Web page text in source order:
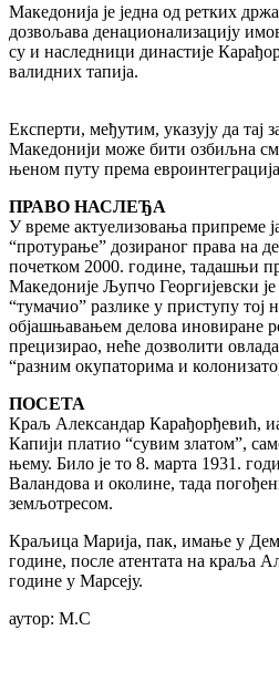
Македонија је једна од ретких
дозвољава денационализацију
су и наследници династије
валидних тапија.
Експерти, међутим, указују да тај
Македонији може бити озбиљна
њеном путу према
ПРАВО НАСЛЕЂА
У време актуелизовања припреме
“протурање” дозираног права на
почетком 2000. године, тадашњи
Македоније Љупчо Георгијевски
“тумачио” разлике у приступу тој
објашњавањем делова иновиране
прецизирао, неће дозволити
“разним окупаторима и
ПОСЕТА
Краљ Александар Карађорђевић,
Капији платио “сувим златом”,
њему. Било је то 8. марта 1931.
Валандова и околине, тада
земљотресом.
Краљица Марија, пак, имање у
године, после атентата на краља
године у Марсеју.
аутор: М.С